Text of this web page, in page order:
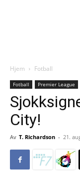
Hjem Fotball
Fotball Premier League
City!
Av T. Richardson - 21.